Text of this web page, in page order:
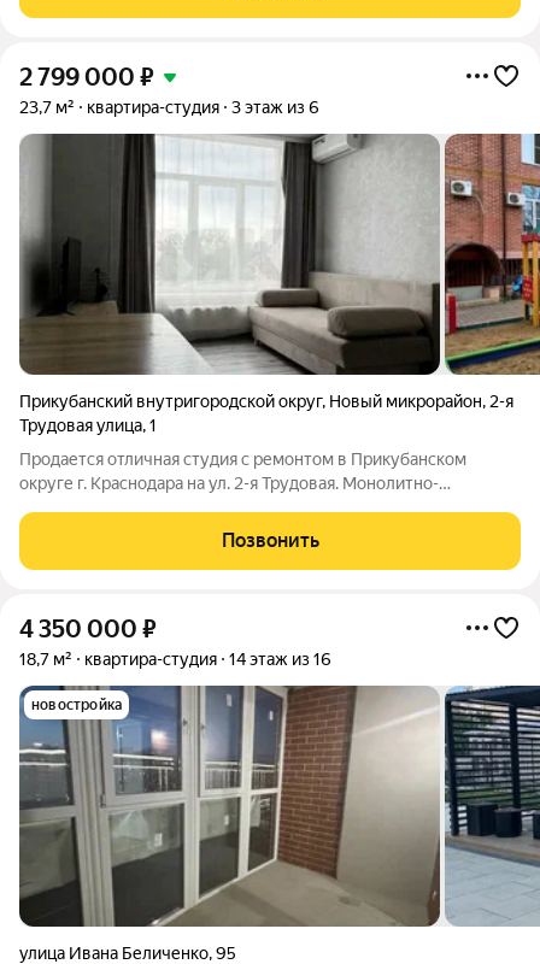
2 799 000 ₽
23,7 м² квартира-студия 3 этаж из 6
Прикубанский внутригородской округ, Новый микрорайон, 2-я
Трудовая улица,1
Продается отличная студия с ремонтом в Прикубанском
округе г. Краснодара на ул. 2-я Трудовая. Монолитно-
7-ми. В нескольких остановках расположен Баскет-холл, ТЦ
Красная Площадь. Рядом с домом
Позвонить
4 350 000 ₽
18,7 м² квартира-студия 14 этаж из 16
новостройка
улица Ивана Беличенко,95